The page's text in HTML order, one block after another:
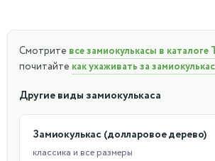
Смотрите все замиокулькасы в каталоге
почитайте как ухаживать за
Другие виды замиокулькаса
Замиокулькас (долларовое дерево)
классика и все размеры